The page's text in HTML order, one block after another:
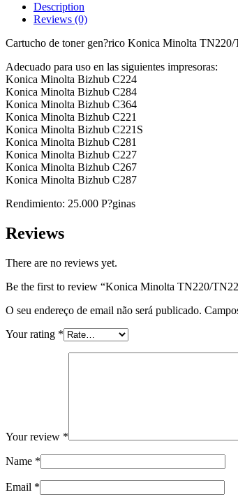
quantity
Description
Reviews (0)
Cartucho de toner gen?rico Konica Minolta
Adecuado para uso en las siguientes impresoras:
Konica Minolta Bizhub C224
Konica Minolta Bizhub C284
Konica Minolta Bizhub C364
Konica Minolta Bizhub C221
Konica Minolta Bizhub C221S
Konica Minolta Bizhub C281
Konica Minolta Bizhub C227
Konica Minolta Bizhub C267
Konica Minolta Bizhub C287
Rendimiento: 25.000 P?ginas
Reviews
There are no reviews yet.
Be the first to review “Konica Minolta TN220/
O seu endereço de email não será publicado.
Your rating *
Your review *
Name *
Email *